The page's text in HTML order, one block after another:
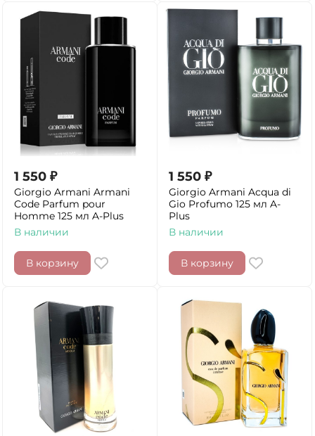
1 550 ₽
Giorgio Armani Armani
Code Parfum pour
Homme 125 мл A-Plus
В наличии
В корзину
1 550 ₽
Giorgio Armani Acqua di
Gio Profumo 125 мл A-
Plus
В наличии
В корзину